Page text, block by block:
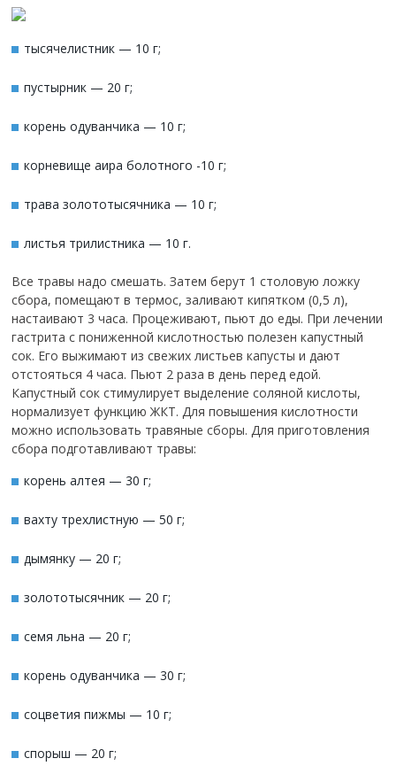
тысячелистник — 10 г;
пустырник — 20 г;
корень одуванчика — 10 г;
корневище аира болотного -10 г;
трава золототысячника — 10 г;
листья трилистника — 10 г.
Все травы надо смешать. Затем берут 1 столовую ложку
сбора, помещают в термос, заливают кипятком (0,5 л),
настаивают 3 часа. Процеживают, пьют до еды. При лечении
гастрита с пониженной кислотностью полезен капустный
сок. Его выжимают из свежих листьев капусты и дают
отстояться 4 часа. Пьют 2 раза в день перед едой.
Капустный сок стимулирует выделение соляной кислоты,
нормализует функцию ЖКТ. Для повышения кислотности
можно использовать травяные сборы. Для приготовления
сбора подготавливают травы:
корень алтея — 30 г;
вахту трехлистную — 50 г;
дымянку — 20 г;
золототысячник — 20 г;
семя льна — 20 г;
корень одуванчика — 30 г;
соцветия пижмы — 10 г;
спорыш — 20 г;